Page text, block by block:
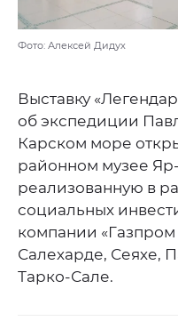
Фото: Алексей Дидух
Выставку
об экспедиции
Карском море
районном музее
реализованную в
социальных
компании «Газпром
Салехарде, Сеяхе,
Тарко-Сале.